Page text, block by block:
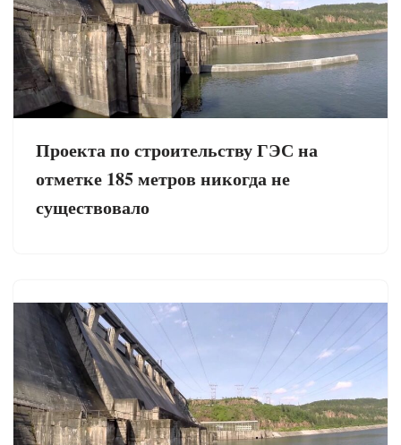
Проекта по строительству ГЭС на
отметке 185 метров никогда не
существовало